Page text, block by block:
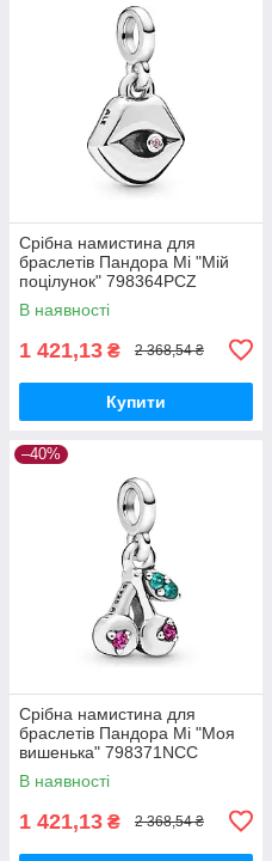
Срібна намистина для
браслетів Пандора Мі "Мій
поцілунок" 798364PCZ
MasterSem
В наявності
1 421,13 ₴ 2 368,54 ₴
Купити
–40%
Срібна намистина для
браслетів Пандора Мі "Моя
вишенька" 798371NCC
MasterSem
В наявності
1 421,13 ₴ 2 368,54 ₴